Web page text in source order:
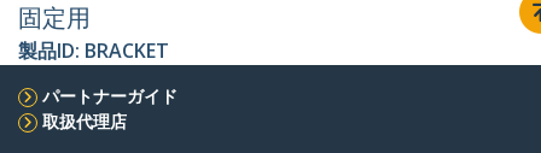
固定用
製品ID: BRACKET
パートナーガイド
取扱代理店